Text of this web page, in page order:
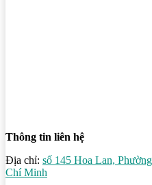
Thông tin liên hệ
Địa chỉ: số 145 Hoa Lan,
Chí Minh